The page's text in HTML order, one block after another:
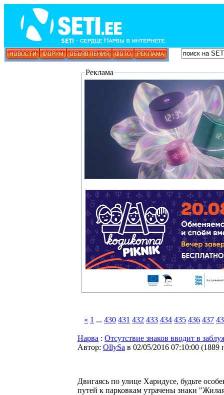
Реклама
« 1 ... 430 431 432 433 434 435 436 437
Нарва : Отсутствие знаков вводит в
Автор: OllySa в 02/05/2016 07:10:00 (1889
Двигаясь по улице Харидусе, будьте
путей к парковкам утрачены знаки